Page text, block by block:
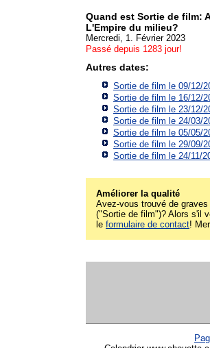
Quand est Sortie de film:
L'Empire du milieu?
Mercredi, 1. Février 2023
Passé depuis 1283 jour!
Autres dates:
Sortie de film le 09/12/
Sortie de film le 16/12/
Sortie de film le 23/12/
Sortie de film le 24/03/
Sortie de film le 05/05/
Sortie de film le 29/09/
Sortie de film le 24/11/
Améliorer la qualité
Avez-vous trouvé de
("Sortie de film")? Alors s'il
le formulaire de contact!